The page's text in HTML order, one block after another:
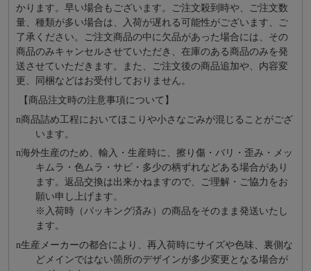
かります。早い場合もございます。ご注文殺到時や、ご注文数
量、種類が多い場合は、入荷が遅れる可能性がございます、ご
了承ください。ご注文商品の中に欠品があった場合には、その
商品のみキャンセルさせていただき、在庫のある商品のみを発
送させていただきます。また、ご注文後の商品追加や、内容変
更、同梱などはお受付しておりません。
【商品注文時の注意事項について】
n商品詰め⼯程においてほこりや⼩さなごみが混じることがござ
います。
n海外⽣産のため、輸⼊・⽣産時に、擦り傷・バリ・歪み・メッ
キムラ・色ムラ・サビ・多少の柄ずれなどある場合があり
ます。返品交換は出来かねますので、ご理解・ご協⼒をお
願い申し上げます。
※⼊荷時（パッキング済み）の商品をそのまま発送いたし
ます。
n⽣産メーカーの都合により、再⼊荷時にサイズや⾊味、裏側な
どメインではない箇所のデザインが多少変更となる場合が